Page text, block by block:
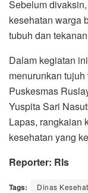
Sebelum
kesehatan warga
tubuh dan
Dalam kegiatan
menurunkan
Puskesmas
Yuspita Sari
Lapas, rangkaian
kesehatan yang
Reporter: Rls
Tags:
Dinas